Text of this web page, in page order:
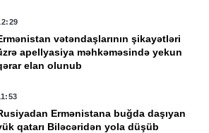
vətəndaşlarının şikayətləri
apellyasiya məhkəməsində yekun
elan olunub
Ermənistana buğda daşıyan
qatarı Biləcəridən yola düşüb